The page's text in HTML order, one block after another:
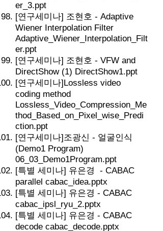
er_3.ppt
[연구세미나] 조현호 - Adaptive
Wiener Interpolation Filter
Adaptive_Wiener_Interpolation_Filt
er.ppt
[연구세미나] 조현호 - VFW and
DirectShow (1) DirectShow1.ppt
[연구세미나]Lossless video
coding method
Lossless_Video_Compression_Me
thod_Based_on_Pixel_wise_Predi
ction.ppt
[연구세미나]조광신 - 얼굴인식
(Demo1 Program)
06_03_Demo1Program.ppt
[특별 세미나] 유은경 - CABAC
parallel cabac_idea.pptx
[특별 세미나] 유은경 - CABAC
cabac_ipsl_ryu_2.pptx
[특별 세미나] 유은경 - CABAC
decode cabac_decode.pptx